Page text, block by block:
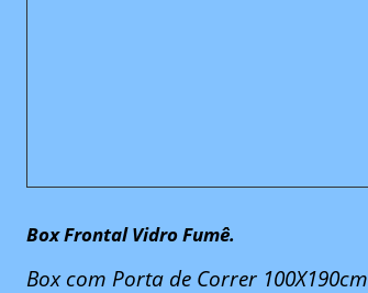
Box Frontal Vidro Fumê.
Box com Porta de Correr 100X190cm